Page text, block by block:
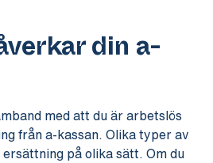
din a-
med att du är arbetslös
från a-kassan. Olika typer av
på olika sätt. Om du